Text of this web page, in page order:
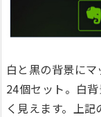
白と黒の背景に
24個セット。白
く見えます。上